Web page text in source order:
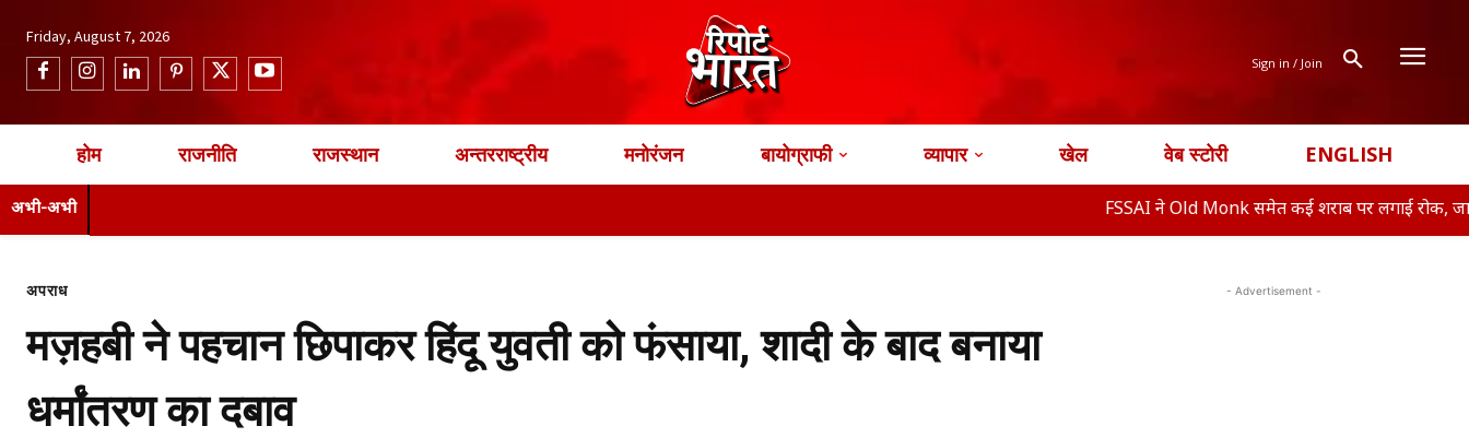
Friday, August 7, 2026
Sign in / Join
होम राजनीति राजस्थान अन्तरराष्ट्रीय मनोरंजन बायोग्राफी व्यापार खेल वेब स्टोरी ENGLISH
अभी-अभी FSSAI ने Old Monk समेत कई शराब पर लगाई रोक, जानिए क्या ह�
अपराध
मज़हबी ने पहचान छिपाकर हिंदू युवती को फंसाया, शादी के बाद बनाया
धर्मांतरण का दबाव
- Advertisement -